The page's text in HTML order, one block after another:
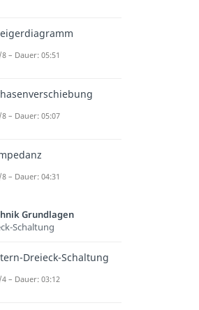
– Dauer: 05:51
– Dauer: 05:07
– Dauer: 04:31
Grundlagen
Schaltung
Dreieck-Schaltung
4 – Dauer: 03:12